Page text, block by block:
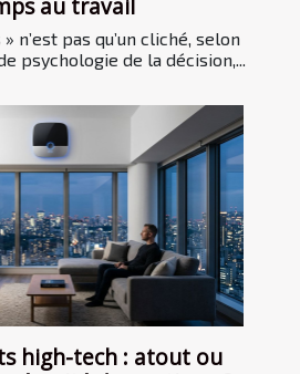
n’est pas qu’un cliché, selon
psychologie de la décision,...
high-tech : atout ou